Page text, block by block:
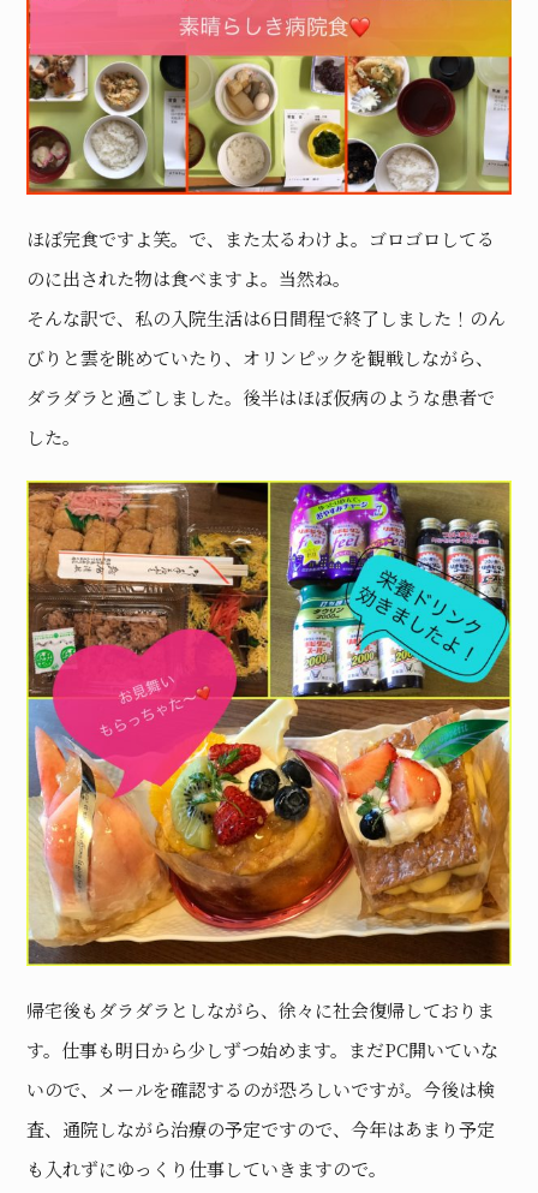
ほぼ完食ですよ笑。で、また太るわけよ。ゴロゴロしてる
のに出された物は食べますよ。当然ね。
そんな訳で、私の入院生活は6日間程で終了しました！のん
びりと雲を眺めていたり、オリンピックを観戦しながら、
ダラダラと過ごしました。後半はほぼ仮病のような患者で
した。
帰宅後もダラダラとしながら、徐々に社会復帰しておりま
す。仕事も明日から少しずつ始めます。まだPC開いていな
いので、メールを確認するのが恐ろしいですが。今後は検
査、通院しながら治療の予定ですので、今年はあまり予定
も入れずにゆっくり仕事していきますので。